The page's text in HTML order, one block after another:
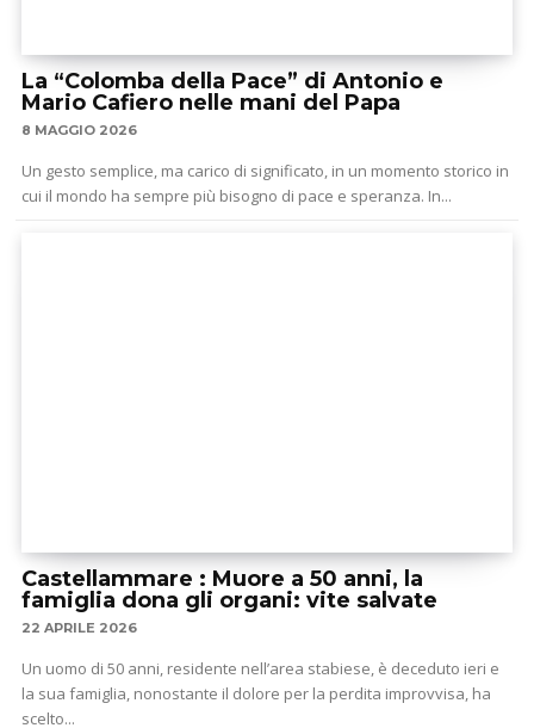
La “Colomba della Pace” di Antonio e
Mario Cafiero nelle mani del Papa
8 MAGGIO 2026
Un gesto semplice, ma carico di significato, in un momento storico in
cui il mondo ha sempre più bisogno di pace e speranza. In...
Castellammare : Muore a 50 anni, la
famiglia dona gli organi: vite salvate
22 APRILE 2026
Un uomo di 50 anni, residente nell’area stabiese, è deceduto ieri e
la sua famiglia, nonostante il dolore per la perdita improvvisa, ha
scelto...